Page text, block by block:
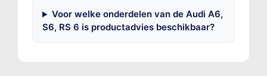
Voor welke onderdelen van de Audi A6,
S6, RS 6 is productadvies beschikbaar?